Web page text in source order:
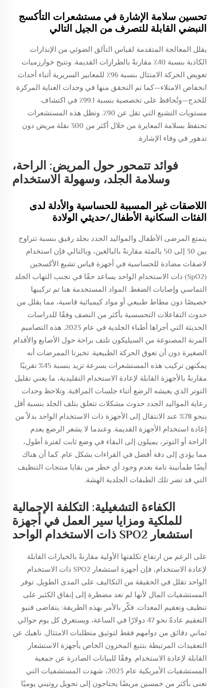
تحسين سلامة الإشارة في مستشعرات التأكسج
النبضي القابلة للتصرف من الجيل التالي
يقلل المعالجة المتقدمة لقياس التألق الضوئي من الإنذارات
الكاذبة بنسبة 40٪ مقارنةً بالطرازات القديمة. وتتيح خوارزميات
تعويض الحركة الامتثال بنسبة 96٪ للمعايير السريرية أثناء أحداث
انخفاض الامتلاء—كما تم التحقق منها في وحدات العناية المركزة
للخدج—وتُحافظ على تخصصية بنسبة 99.1٪ في اكتشاف
مستويات التشبع التي تقل عن 90٪. وتظل هذه المستشعرات
تحتفظ بسلامة المعايرة من خلال أكثر من 300 نقلة مريض دون
تدهور في وفاء الإشارة.
فوائد تتمحور حول المريض: الراحة،
وسلامة الجلد، وسهولة الاستخدام
اللاصقات غير المسببة للحساسية والأدلة لدى
الفئات السكانية الأطفال/حديثي الولادة
يتمتع المرضى الأطفال والمواليد الجدد بجلد رقيق بنسبة تتراوح
بين 30 إلى 50 بالمئة مقارنةً بالبالغين، وبالتالي فإن استخدام
لاصقات مضادة للحساسية في أجهزة قياس تشبع الأكسجين
(SpO2) ذات الاستخدام الواحد يساعد حقًا في تجنب التهاب الجلد
التماسي وإصابات الضغط. المواد المستخدمة هنا تم تركيبها
خصيصًا دون مطاط طبيعي أو مواد كيميائية قاسية، مما يقلل من
حدوث التفاعلات التحسسية بأكثر من النصف وفقًا للدراسات
الحديثة التي أجراها أطباء الجلدية في عام 2023. هذه التصاميم
المرنة المصنوعة من السيليكون تلتف براحة حول الأصابع والأقدام
الصغيرة دون أن تعوق الحركة الطبيعية. تخبرنا الممرضات أنه
يمكنهن تركيب هذه المستشعرات بسرعة تزيد بنسبة 45% تقريبًا
مقارنةً بالأجهزة القابلة لإعادة الاستخدام التقليدية، ما يعني تقليل
التوتر الذي يعيشه الرضع أثناء جلسات المراقبة. وتلاحظ وحدات
رعاية المواليد الجدد حدوث مشكلات تتعلق بتلف الجلد بنسبة أقل
بنحو 78% عند الانتقال إلى الأجهزة ذات الاستخدام الواحد بدلاً من
إعادة استخدام الأجهزة القديمة. وعندما لا يشعر الرضع بعدم
الراحة أو التوتر، يميلون إلى البقاء في وضع ثابت لفترة أطول،
مما يؤدي إلى دقة أفضل في القراءات بشكل عام. كما أن هناك
أيضًا طمأنينة تامة بعدم وجود أي خطر من بقايا منتجات التنظيف
التي قد تضر تلك الطبقات الجلدية الهشة.
الكفاءة التشغيلية: التكلفة الإجمالية
للملكية ومزايا سير العمل في أجهزة
استشعار SPO2 ذات الاستخدام الواحد
على الرغم من ارتفاع تكلفتها الأولية مقارنةً بالخيارات القابلة
لإعادة الاستخدام، فإن أجهزة استشعار SPO2 ذات الاستخدام
الواحد تقلل في الحقيقة من التكاليف على المدى الطويل. توفر
المستشفيات المال لأنها لم تعد مضطرة إلى إنفاق الكثير على
تنظيف وتعقيم المعدات. فكّر بالأمر بهذه الطريقة: يتقاضى فنيو
التعقيم عادةً نحو 47 دولارًا في الساعة، ويستغرق كل يوم حوالي
ثماني دقائق من دوامهم فقط لتوثيق متطلبات الامتثال. ناهيك عن
التعقيدات المرتبطة بتتبع المخزون الخاص بأجهزة الاستشعار
القابلة لإعادة الاستخدام. وفقًا للبيانات الصادرة عن جمعية
المستشفيات الأمريكية عام 2023، شهدت المستشفيات التي
تعنى بأكثر من خمسين مريضًا يحتاجون إلى تحويل روتيني يوميًا